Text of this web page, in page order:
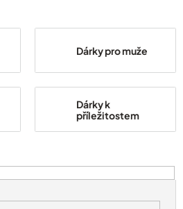
Dárky pro muže
Dárky k
příležitostem